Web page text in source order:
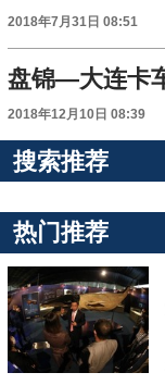
2018年7月31日 08:51
盘锦—大连卡
2018年12月10日 08:39
搜索推荐
热门推荐